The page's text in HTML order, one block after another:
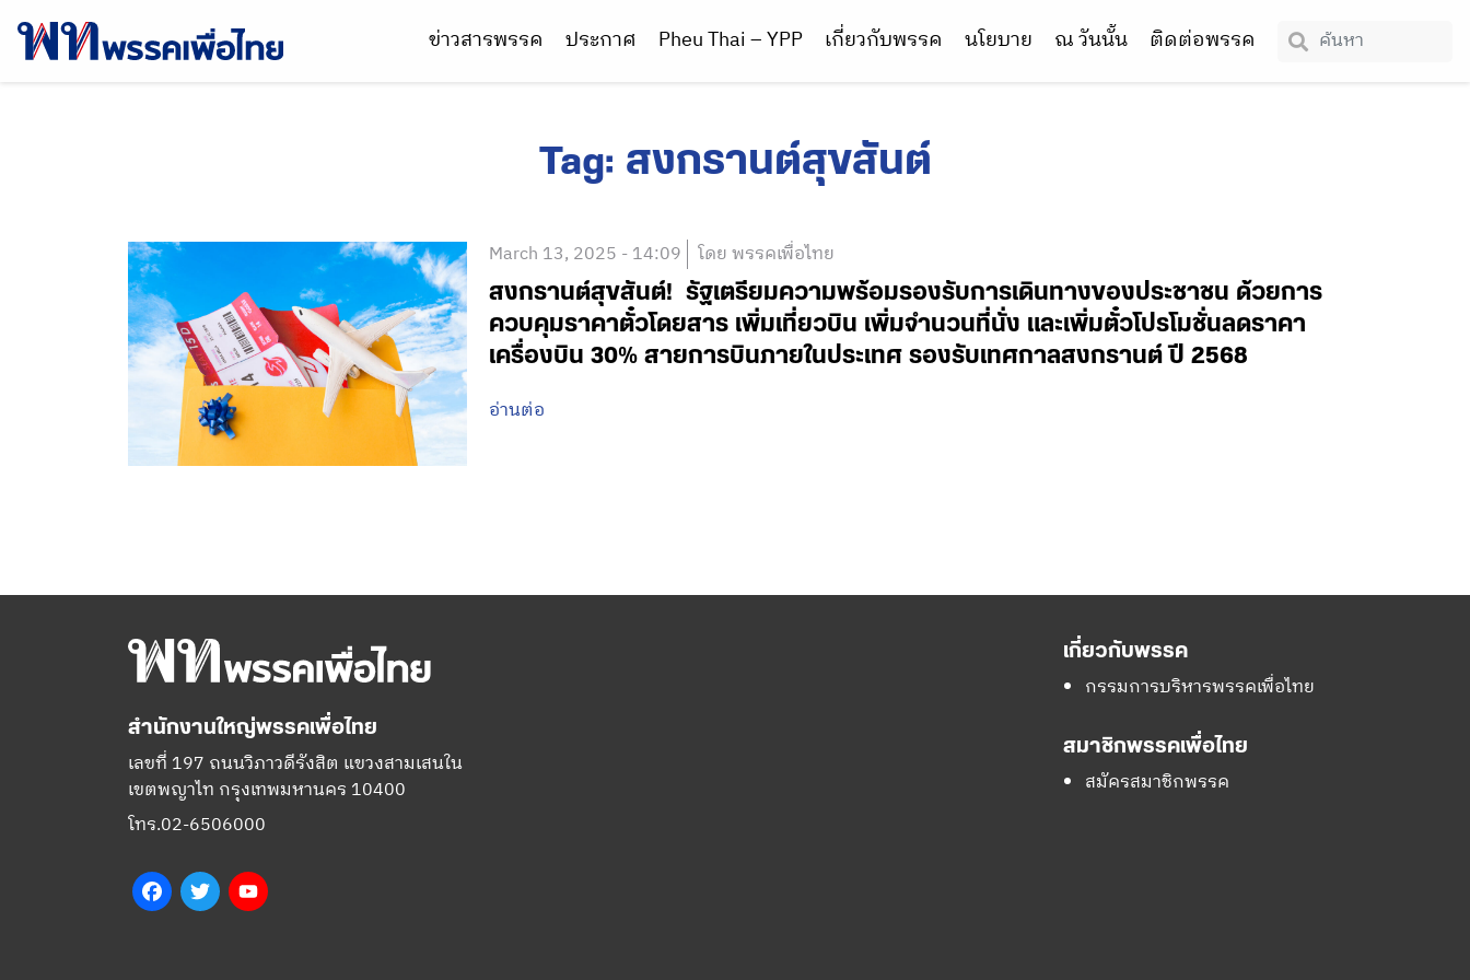
ข่าวสารพรรค ประกาศ Pheu Thai – YPP เกี่ยวกับพรรค นโยบาย ณ วันนั้น ติดต่อพรรค
Tag: สงกรานต์สุขสันต์
March 13, 2025 - 14:09 โดย พรรคเพื่อไทย
สงกรานต์สุขสันต์! รัฐเตรียมความพร้อมรองรับการเดินทางของประชาชน ด้วยการ
ควบคุมราคาตั๋วโดยสาร เพิ่มเที่ยวบิน เพิ่มจำนวนที่นั่ง และเพิ่มตั๋วโปรโมชั่นลดราคา
เครื่องบิน 30% สายการบินภายในประเทศ รองรับเทศกาลสงกรานต์ ปี 2568
อ่านต่อ
สำนักงานใหญ่พรรคเพื่อไทย
เลขที่ 197 ถนนวิภาวดีรังสิต แขวงสามเสนใน
เขตพญาไท กรุงเทพมหานคร 10400
โทร.02-6506000
FacebookTwitter
เกี่ยวกับพรรค
กรรมการบริหารพรรคเพื่อไทย
สมาชิกพรรคเพื่อไทย
สมัครสมาชิกพรรค